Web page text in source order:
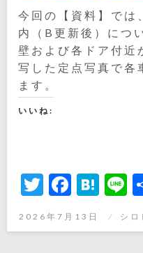
今回の【資料】で
内（B更新後）につ
壁および各ドア付近
写した定点写真で各
ます。
いいね:
Twitter
投
日:
2026年7月13日 シロ